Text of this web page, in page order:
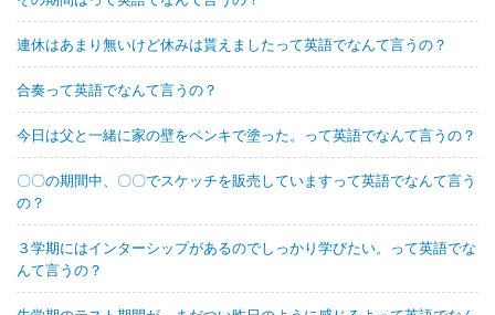
連休はあまり無いけど休みは貰えましたって英語でなんて言うの？
合奏って英語でなんて言うの？
今日は父と一緒に家の壁をペンキで塗った。って英語でなんて言うの？
〇〇の期間中、〇〇でスケッチを販売していますって英語でなんて言う
の？
３学期にはインターシップがあるのでしっかり学びたい。って英語でな
んて言うの？